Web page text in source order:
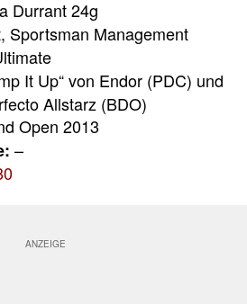
Durrant 24g
Sportsman Management
It Up“ von Endor (PDC) und
Allstarz (BDO)
Open 2013
–